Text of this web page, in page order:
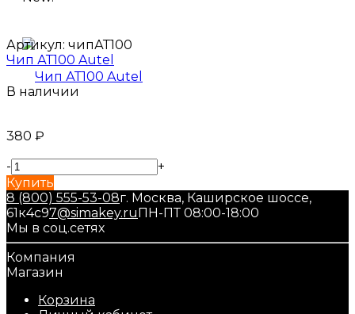
Артикул: чипАТ100
Чип АТ100 Autel
В наличии
380 ₽
-
+
Купить
8 (800) 555-53-08г. Москва, Каширское шоссе,
61к4с97@simakey.ruПН-ПТ 08:00-18:00
Мы в соц.сетях
Компания
Магазин
Корзина